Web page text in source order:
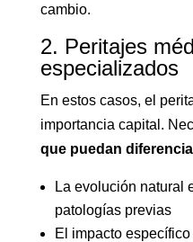
cambio.
2. Peritajes
especializados
En estos casos, el
importancia capital.
que puedan
La evolución natural
patologías previas
El impacto